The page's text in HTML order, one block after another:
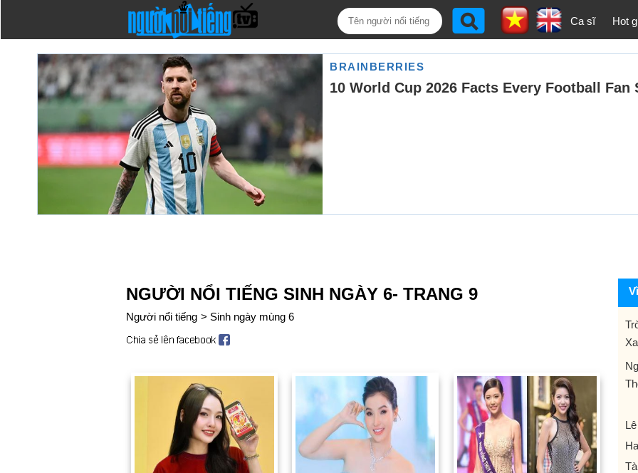
Ca sĩ Hot
NGƯỜI NỔI TIẾNG SINH NGÀY 6- TRANG 9
Người nổi tiếng > Sinh ngày mùng 6